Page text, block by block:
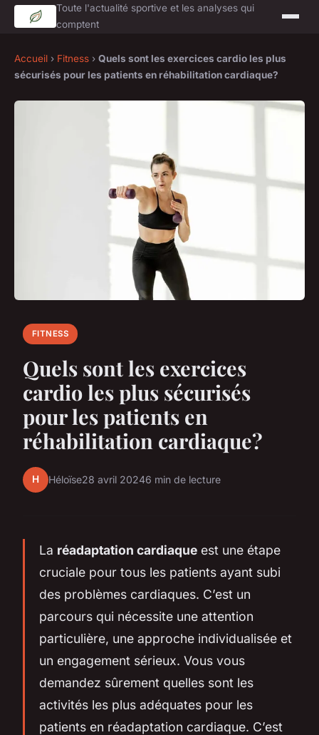
Toute l'actualité sportive et les analyses qui
comptent
Accueil › Fitness › Quels sont les exercices cardio les plus
sécurisés pour les patients en réhabilitation cardiaque?
FITNESS
Quels sont les exercices
cardio les plus sécurisés
pour les patients en
réhabilitation cardiaque?
H Héloïse28 avril 20246 min de lecture
La réadaptation cardiaque est une étape
cruciale pour tous les patients ayant subi
des problèmes cardiaques. C’est un
parcours qui nécessite une attention
particulière, une approche individualisée et
un engagement sérieux. Vous vous
demandez sûrement quelles sont les
activités les plus adéquates pour les
patients en réadaptation cardiaque. C’est